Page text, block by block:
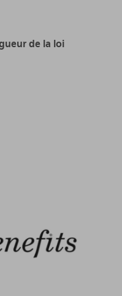
de la loi